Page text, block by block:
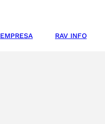
EMPRESA RAV INFO